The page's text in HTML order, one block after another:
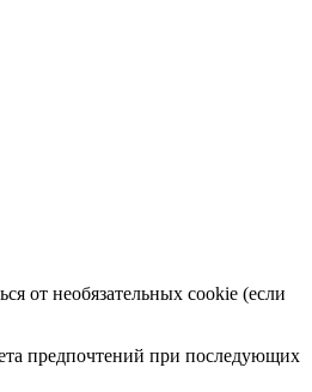
от необязательных cookie (если
предпочтений при последующих